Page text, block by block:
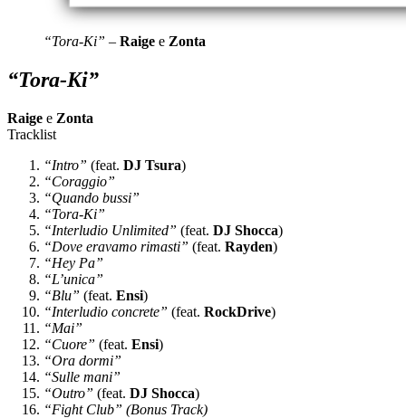
“Tora-Ki” – Raige e Zonta
“Tora-Ki”
Raige e Zonta
Tracklist
“Intro” (feat. DJ Tsura)
“Coraggio”
“Quando bussi”
“Tora-Ki”
“Interludio Unlimited” (feat. DJ Shocca)
“Dove eravamo rimasti” (feat. Rayden)
“Hey Pa”
“L’unica”
“Blu” (feat. Ensi)
“Interludio concrete” (feat. RockDrive)
“Mai”
“Cuore” (feat. Ensi)
“Ora dormi”
“Sulle mani”
“Outro” (feat. DJ Shocca)
“Fight Club” (Bonus Track)